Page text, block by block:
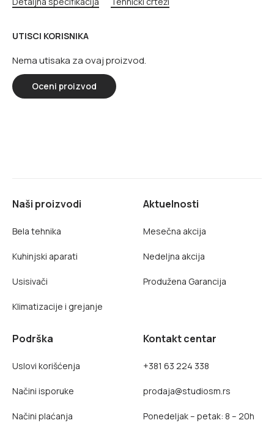
UTISCI KORISNIKA
Nema utisaka za ovaj proizvod.
Oceni proizvod
Naši proizvodi
Bela tehnika
Kuhinjski aparati
Usisivači
Klimatizacije i grejanje
Aktuelnosti
Mesečna akcija
Nedeljna akcija
Produžena Garancija
Podrška
Uslovi korišćenja
Načini isporuke
Načini plaćanja
Kontakt centar
+381 63 224 338
prodaja@studiosm.rs
Ponedeljak – petak: 8 – 20h